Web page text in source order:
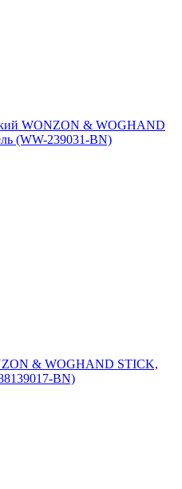
WONZON & WOGHAND
(WW-239031-BN)
& WOGHAND STICK,
BN)